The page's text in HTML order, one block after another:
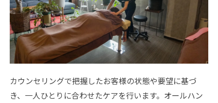
カウンセリングで把握したお客様の状態や要望に基づ
き、一人ひとりに合わせたケアを行います。オールハン